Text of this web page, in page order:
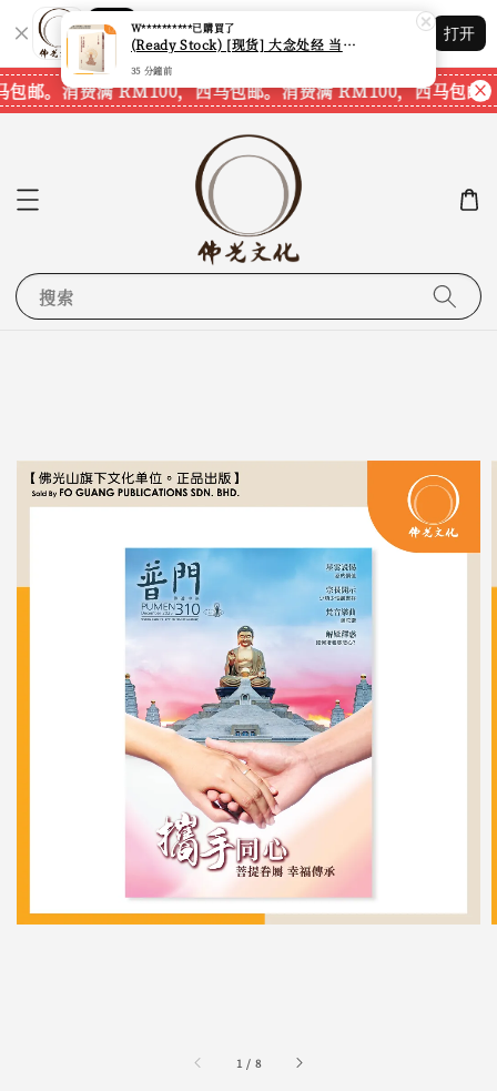
Shopping: 追踪您的订单
您信赖的商店
打开
邮。消费满 RM100，西马包邮。消费满 RM100，西马包邮。
搜索
1 / 8
W**********已購買了
(Ready Stock) [现货] 大念处经 当代正念与古老智慧相遇 (佛教徒必读经典04) (觉明法师) (台湾繁体书籍)
35 分鐘前